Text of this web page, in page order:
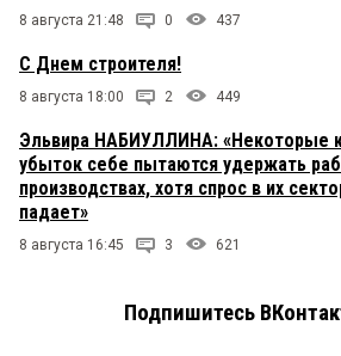
8 августа 21:48 0 437
С Днем строителя!
8 августа 18:00 2 449
Эльвира НАБИУЛЛИНА: «Некоторые
убыток себе пытаются удержать
производствах, хотя спрос в их
падает»
8 августа 16:45 3 621
Подпишитесь